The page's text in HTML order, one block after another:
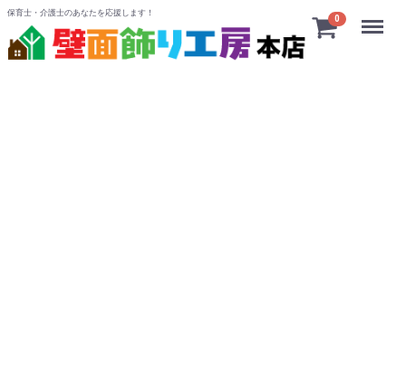
保育士・介護士のあなたを応援します！
0 Menu